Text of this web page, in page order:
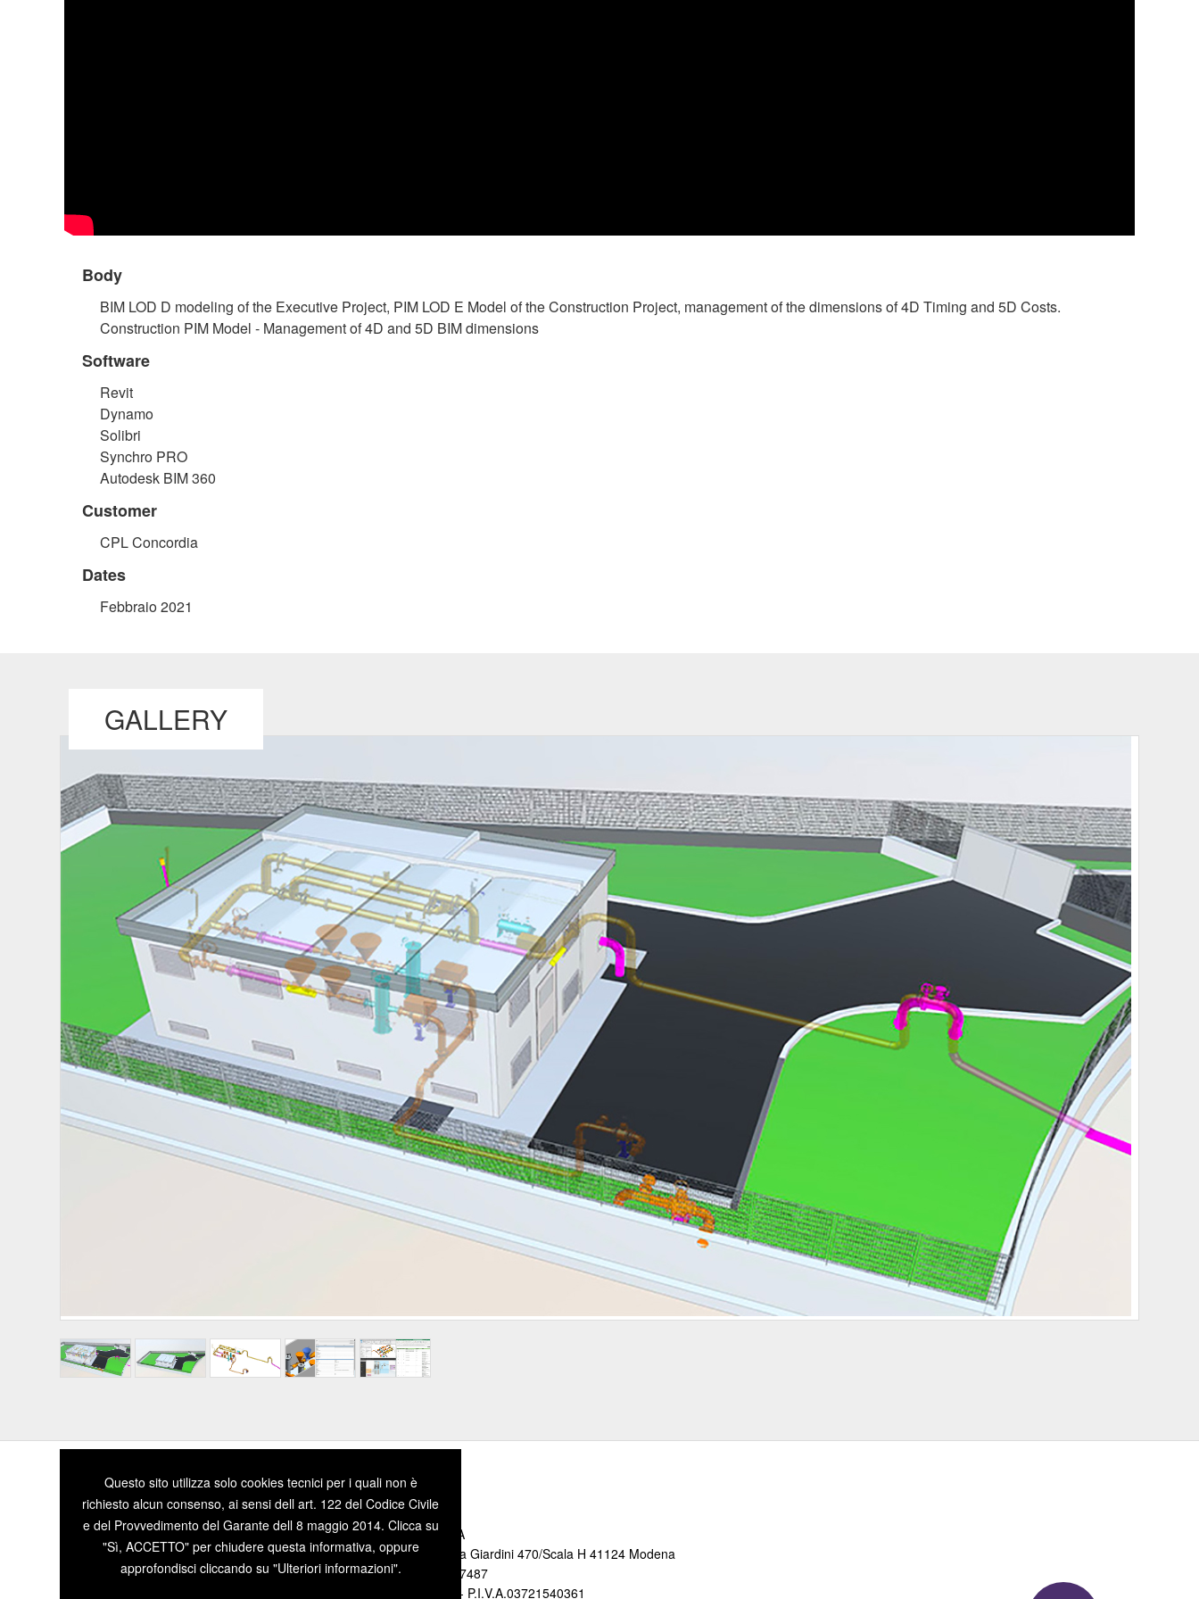
Body
BIM LOD D modeling of the Executive Project, PIM LOD E Model of the Construction Project, management of the dimensions of 4D Timing and 5D Costs.
Construction PIM Model - Management of 4D and 5D BIM dimensions
Software
Revit
Dynamo
Solibri
Synchro PRO
Autodesk BIM 360
Customer
CPL Concordia
Dates
Febbraio 2021
GALLERY
Sede di CARPI
Via Carracci, N.15 - 41012, Carpi (MO) - ITALY
Tel. +39 059 6550586
Sede di MODENA
Direzionale 70 Via Giardini 470/Scala H 41124 Modena
Tel. +39 059 9787487
REA MO412103 - P.I.V.A.03721540361
Questo sito utilizza solo cookies tecnici per i quali non è
richiesto alcun consenso, ai sensi dell art. 122 del Codice Civile
e del Provvedimento del Garante dell 8 maggio 2014. Clicca su
"Sì, ACCETTO" per chiudere questa informativa, oppure
approfondisci cliccando su "Ulteriori informazioni".